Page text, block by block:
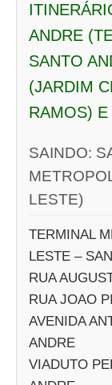
ANDRE
SANTO
(JARDIM
RAMOS)
SAINDO:
LESTE)
TERMINAL
LESTE –
RUA
RUA JOAO
AVENIDA
ANDRE
VIADUTO